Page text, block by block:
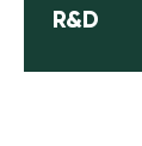
R&D